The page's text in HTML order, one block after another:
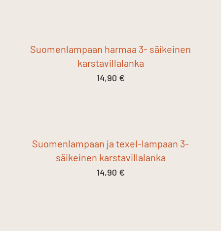
Suomenlampaan harmaa 3- säikeinen
karstavillalanka
14,90 €
Suomenlampaan ja texel-lampaan 3-
säikeinen karstavillalanka
14,90 €